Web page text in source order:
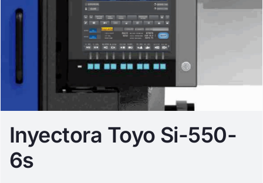
Inyectora Toyo Si-550-
6s